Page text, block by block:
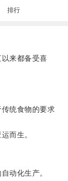
排行
来都备受喜
统食物的要求
而生。
动化生产。